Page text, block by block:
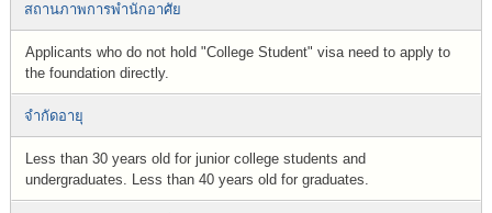
สถานภาพการพำนักอาศัย
Applicants who do not hold "College Student" visa need to apply to
the foundation directly.
จำกัดอายุ
Less than 30 years old for junior college students and
undergraduates. Less than 40 years old for graduates.